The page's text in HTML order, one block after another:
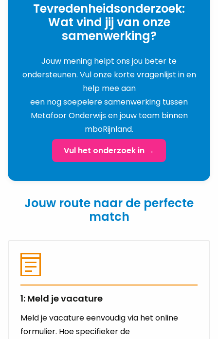
Tevredenheidsonderzoek:
Wat vind jij van onze
samenwerking?
Jouw mening helpt ons jou beter te
ondersteunen. Vul onze korte vragenlijst in en
help mee aan
een nog soepelere samenwerking tussen
Metafoor Onderwijs en jouw team binnen
mboRijnland.
Vul het onderzoek in →
Jouw route naar de perfecte
match
1: Meld je vacature
Meld je vacature eenvoudig via het online
formulier. Hoe specifieker de